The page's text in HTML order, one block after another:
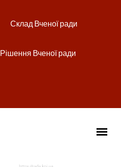
Склад Вченої ради
Рішення Вченої ради